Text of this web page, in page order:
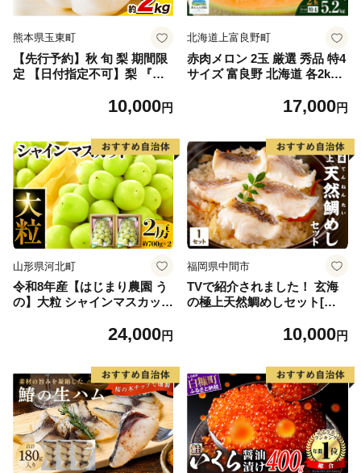
熊本県玉東町
【先行予約】秋 旬 梨 期間限
定 【日付指定不可】梨 『松
ぷり 約2kg 5-7玉前後 《7月
田農園』なし 果物 スイーツ
フルーツ デザート スムージ
ー SDG`s
10,000円
北海道上富良野町
赤肉メロン 2玉 厳選 秀品 特4
サイズ 富良野 北海道 各2kg
富良野 メロン めろん 果物 く
17,000円
山形県河北町
令和8年産【はじまり農園 う
の】大粒 シャインマスカット
河北町産 【河北町観光物産協
24,000円
福岡県中間市
TVで紹介されました！ 玄海
の極上天然鯛めしセット[鯛
だし]【010-0001】10,000円